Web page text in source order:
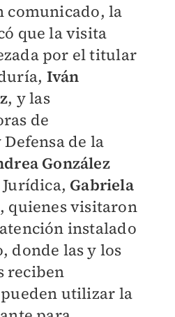
comunicado, la
que la visita
por el titular
Iván
, y las
de
de la
González
Gabriela
, quienes visitaron
instalado
donde las y los
reciben
utilizar la